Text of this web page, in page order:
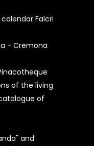
Falcri
- Cremona
of the living
of
and